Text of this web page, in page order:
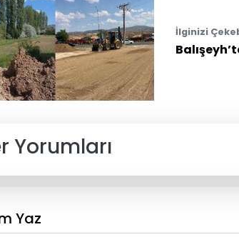
İlginizi
Yorumları
Yaz